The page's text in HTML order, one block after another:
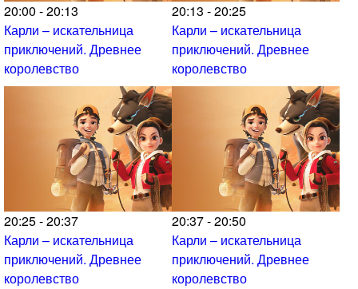
20:00 - 20:13
Карли – искательница
приключений. Древнее
королевство
20:13 - 20:25
Карли – искательница
приключений. Древнее
королевство
20:25 - 20:37
Карли – искательница
приключений. Древнее
королевство
20:37 - 20:50
Карли – искательница
приключений. Древнее
королевство